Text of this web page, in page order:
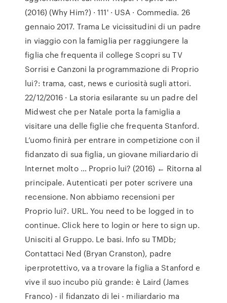
(2016) (Why Him?) · 111' · USA · Commedia. 26
gennaio 2017. Trama Le vicissitudini di un padre
in viaggio con la famiglia per raggiungere la
figlia che frequenta il college Scopri su TV
Sorrisi e Canzoni la programmazione di Proprio
lui?: trama, cast, news e curiosità sugli attori.
22/12/2016 · La storia esilarante su un padre del
Midwest che per Natale porta la famiglia a
visitare una delle figlie che frequenta Stanford.
L’uomo finirà per entrare in competizione con il
fidanzato di sua figlia, un giovane miliardario di
Internet molto … Proprio lui? (2016) ← Ritorna al
principale. Autenticati per poter scrivere una
recensione. Non abbiamo recensioni per
Proprio lui?. URL. You need to be logged in to
continue. Click here to login or here to sign up.
Unisciti al Gruppo. Le basi. Info su TMDb;
Contattaci Ned (Bryan Cranston), padre
iperprotettivo, va a trovare la figlia a Stanford e
vive il suo incubo più grande: è Laird (James
Franco) - il fidanzato di lei - miliardario ma